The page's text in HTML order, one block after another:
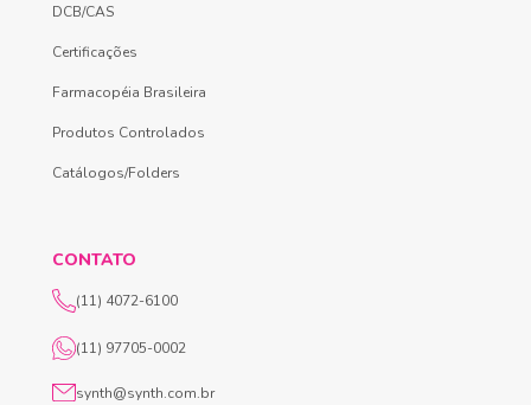
DCB/CAS
Certificações
Farmacopéia Brasileira
Produtos Controlados
Catálogos/Folders
CONTATO
(11) 4072-6100
(11) 97705-0002
synth@synth.com.br